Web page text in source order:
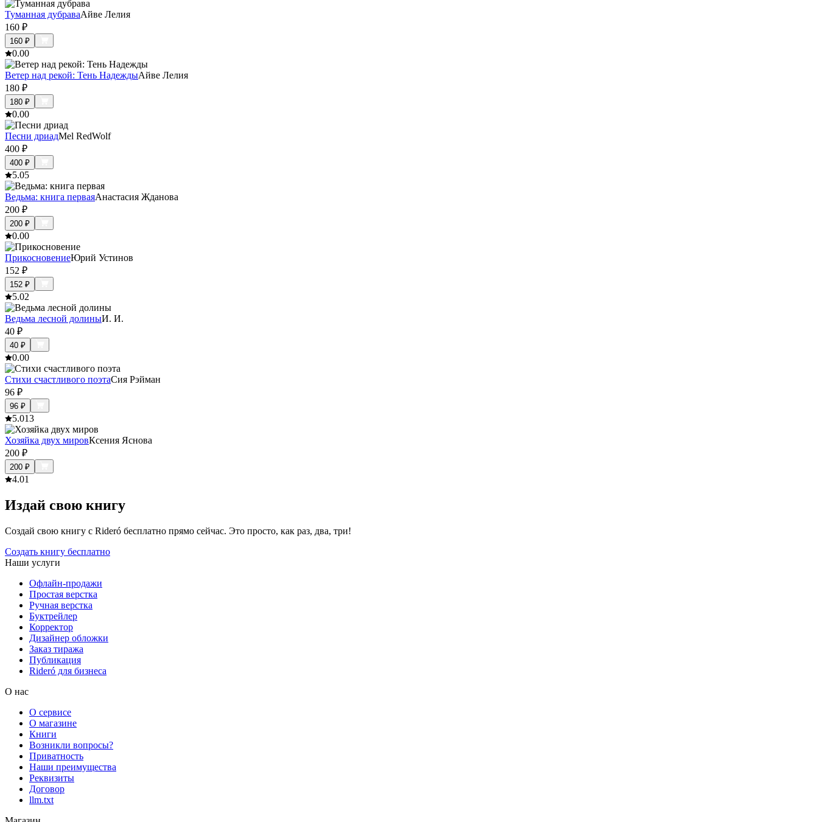
Туманная дубраваАйве Лелия
160 ₽
160 ₽
0.00
Ветер над рекой: Тень НадеждыАйве Лелия
180 ₽
180 ₽
0.00
Песни дриадMel RedWolf
400 ₽
400 ₽
5.05
Ведьма: книга перваяАнастасия Жданова
200 ₽
200 ₽
0.00
ПрикосновениеЮрий Устинов
152 ₽
152 ₽
5.02
Ведьма лесной долиныИ. И.
40 ₽
40 ₽
0.00
Стихи счастливого поэтаСия Рэйман
96 ₽
96 ₽
5.013
Хозяйка двух мировКсения Яснова
200 ₽
200 ₽
4.01
Издай свою книгу
Создай свою книгу с Rideró бесплатно прямо сейчас. Это просто, как раз, два, три!
Создать книгу бесплатно
Наши услуги
Офлайн-продажи
Простая верстка
Ручная верстка
Буктрейлер
Корректор
Дизайнер обложки
Заказ тиража
Публикация
Rideró для бизнеса
О нас
О сервисе
О магазине
Книги
Возникли вопросы?
Приватность
Наши преимущества
Реквизиты
Договор
llm.txt